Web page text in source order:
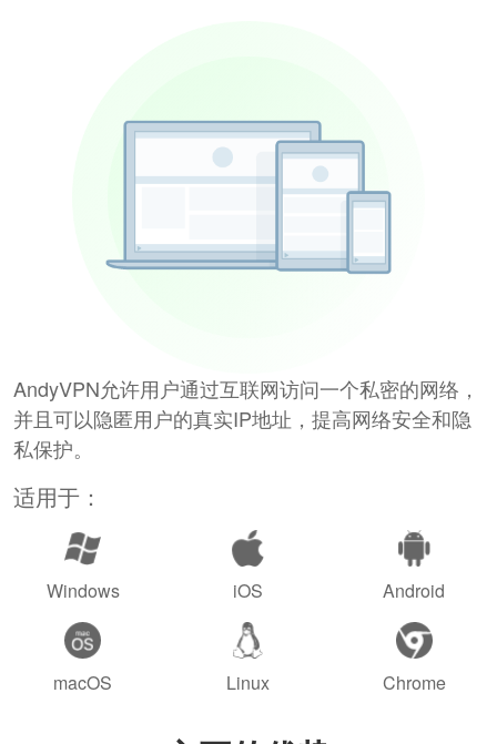
AndyVPN允许用户通过互联网访问一个私密的网络，
并且可以隐匿用户的真实IP地址，提高网络安全和隐
私保护。
适用于：
Windows iOS Android
macOS Linux Chrome